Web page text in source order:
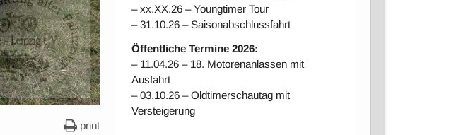
print
– xx.XX.26 – Youngtimer Tour
– 31.10.26 – Saisonabschlussfahrt
Öffentliche Termine 2026:
– 11.04.26 – 18. Motorenanlassen mit
Ausfahrt
– 03.10.26 – Oldtimerschautag mit
Versteigerung